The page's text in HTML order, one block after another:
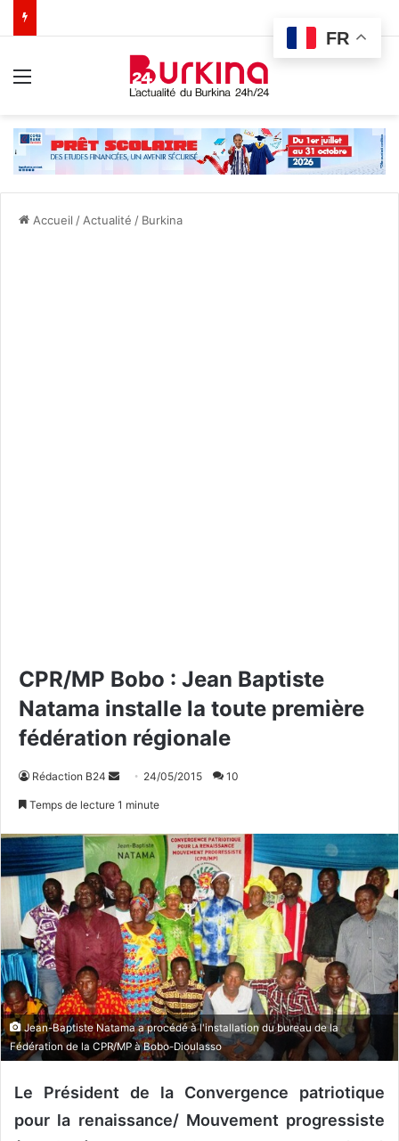
Accueil / Actualité / Burkina
CPR/MP Bobo : Jean Baptiste
Natama installe la toute première
fédération régionale
Rédaction B24
o
y
e
r
u
n
c
o
u
r
r
l
24/05/2015 10
Temps de lecture 1 minute
Jean-Baptiste Natama a procédé à l'installation du bureau de la
Fédération de la CPR/MP à Bobo-Dioulasso
Le Président de la Convergence patriotique
pour la renaissance/ Mouvement progressiste
FR